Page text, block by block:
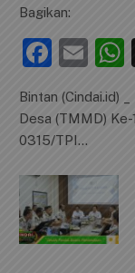
Bagikan:
F
c
e
b
o
o
k
E
ai
Bintan (Cindai.id)
Desa (TMMD)
0315/TPI…